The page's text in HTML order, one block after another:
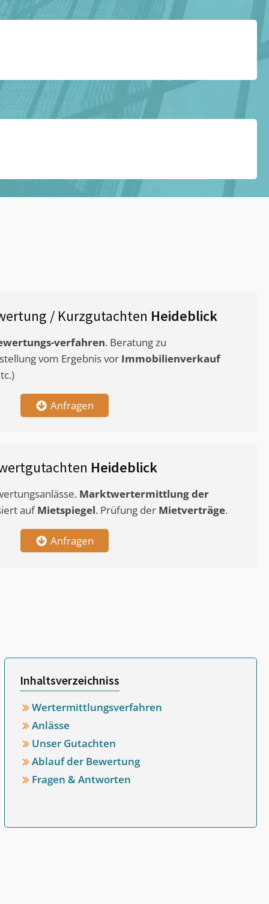
/ Kurzgutachten Heideblick
verfahren. Beratung zu
vom Ergebnis vor Immobilienverkauf
Anfragen
Heideblick
Marktwertermittlungder
aufMietspiegel. Prüfung der Mietverträge.
Anfragen
Inhaltsverzeichniss
Wertermittlungsverfahren
Anlässe
Unser Gutachten
Ablauf der Bewertung
Fragen & Antworten